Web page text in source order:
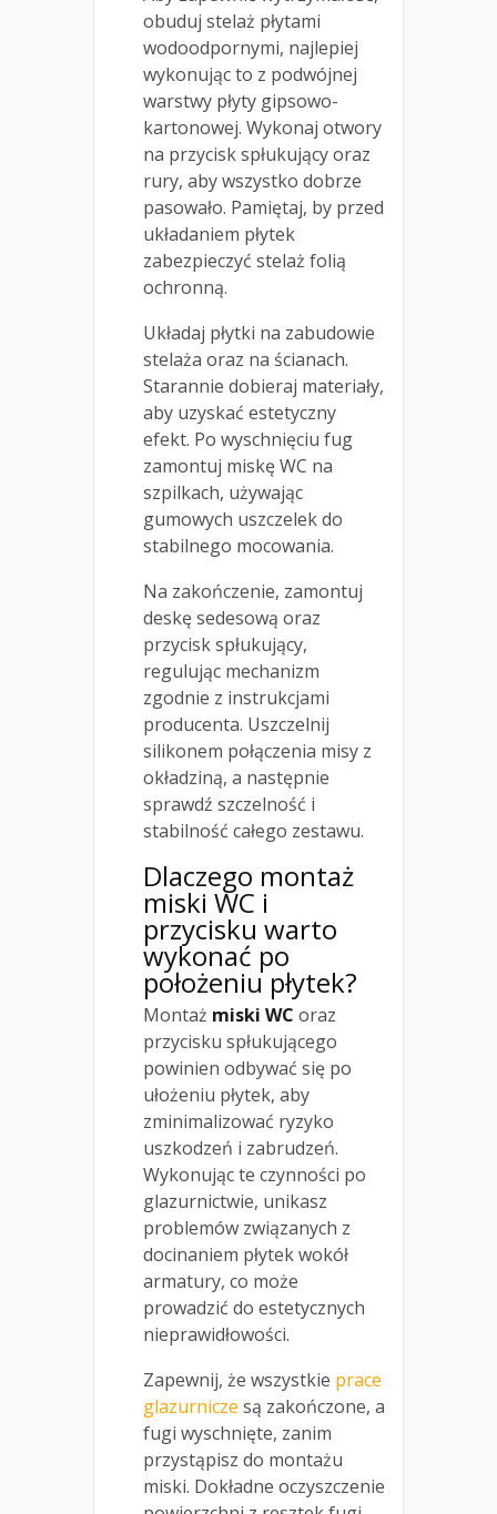
obuduj stelaż płytami
wodoodpornymi, najlepiej
wykonując to z podwójnej
warstwy płyty gipsowo-
kartonowej. Wykonaj otwory
na przycisk spłukujący oraz
rury, aby wszystko dobrze
pasowało. Pamiętaj, by przed
układaniem płytek
zabezpieczyć stelaż folią
ochronną.
Układaj płytki na zabudowie
stelaża oraz na ścianach.
Starannie dobieraj materiały,
aby uzyskać estetyczny
efekt. Po wyschnięciu fug
zamontuj miskę WC na
szpilkach, używając
gumowych uszczelek do
stabilnego mocowania.
Na zakończenie, zamontuj
deskę sedesową oraz
przycisk spłukujący,
regulując mechanizm
zgodnie z instrukcjami
producenta. Uszczelnij
silikonem połączenia misy z
okładziną, a następnie
sprawdź szczelność i
stabilność całego zestawu.
Dlaczego montaż
miski WC i
przycisku warto
wykonać po
położeniu płytek?
Montaż miski WC oraz
przycisku spłukującego
powinien odbywać się po
ułożeniu płytek, aby
zminimalizować ryzyko
uszkodzeń i zabrudzeń.
Wykonując te czynności po
glazurnictwie, unikasz
problemów związanych z
docinaniem płytek wokół
armatury, co może
prowadzić do estetycznych
nieprawidłowości.
Zapewnij, że wszystkie prace
glazurnicze są zakończone, a
fugi wyschnięte, zanim
przystąpisz do montażu
miski. Dokładne oczyszczenie